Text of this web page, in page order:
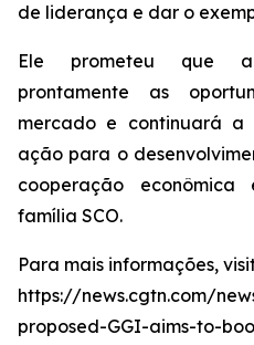
de liderança e dar o
Ele prometeu que a
prontamente as
mercado e continuará a
ação para o
cooperação
família SCO.
Para mais informações,
https://news.cgtn.com/
proposed-GGI-aims-to-